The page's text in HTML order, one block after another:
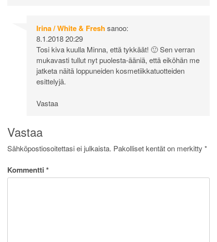
Irina / White & Freshsanoo:
8.1.2018 20:29
Tosi kiva kuulla Minna, että tykkäät! 🙂 Sen verran
mukavasti tullut nyt puolesta-ääniä, että eiköhän me
jatketa näitä loppuneiden kosmetiikkatuotteiden
esittelyjä.
Vastaa
Vastaa
Sähköpostiosoitettasi ei julkaista. Pakolliset kentät on merkitty *
Kommentti *